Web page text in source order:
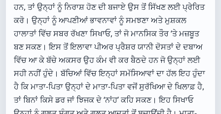
ਹਨ, ਤਾਂ ਉਨ੍ਹਾਂ ਨੂੰ ਨਿਰਾਸ਼ ਹੋਣ ਦੀ ਬਜਾਏ ਉਸ ਤੋਂ ਸਿੱਖਣ ਲਈ ਪ੍ਰੇਰਿਤ
ਕਰੋ। ਉਨ੍ਹਾਂ ਨੂੰ ਆਪਣੀਆਂ ਭਾਵਨਾਵਾਂ ਨੂੰ ਸਮਝਣਾ ਅਤੇ ਮੁਸ਼ਕਲ
ਹਾਲਾਤਾਂ ਵਿੱਚ ਸਬਰ ਰੱਖਣਾ ਸਿਖਾਓ, ਤਾਂ ਜੋ ਮਾਨਸਿਕ ਤੌਰ ‘ਤੇ ਮਜ਼ਬੂਤ
ਬਣ ਸਕਣ। ਇਸ ਤੋਂ ਇਲਾਵਾ ਪੀਅਰ ਪ੍ਰੈਸ਼ਰ ਯਾਨੀ ਦੋਸਤਾਂ ਦੇ ਦਬਾਅ
ਵਿੱਚ ਆ ਕੇ ਬੱਚੇ ਅਕਸਰ ਉਹ ਕੰਮ ਵੀ ਕਰ ਬੈਠਦੇ ਹਨ ਜੋ ਉਨ੍ਹਾਂ ਲਈ
ਸਹੀ ਨਹੀਂ ਹੁੰਦੇ। ਬੱਚਿਆਂ ਵਿੱਚ ਇਨ੍ਹਾਂ ਸਮੱਸਿਆਵਾਂ ਦਾ ਹੱਲ ਇਹ ਹੁੰਦਾ
ਹੈ ਕਿ ਮਾਤਾ-ਪਿਤਾ ਉਨ੍ਹਾਂ ਦੇ ਮਾਤਾ-ਪਿਤਾ ਵਜੋਂ ਸੁਰੱਖਿਆ ਦੇ ਖਿਲਾਫ਼ ਹੈ,
ਤਾਂ ਬਿਨਾਂ ਕਿਸੇ ਡਰ ਜਾਂ ਝਿਜਕ ਦੇ ‘ਨਾਂਹ’ ਕਹਿ ਸਕਣ। ਇਹ ਸਿਖਾਓ